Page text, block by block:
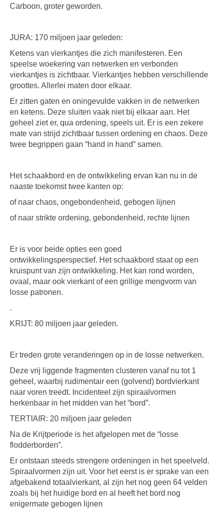
Carboon, groter geworden.
JURA: 170 miljoen jaar geleden:
Ketens van vierkantjes die zich manifesteren. Een
speelse woekering van netwerken en verbonden
vierkantjes is zichtbaar. Vierkantjes hebben verschillende
groottes. Allerlei maten door elkaar.
Er zitten gaten en oningevulde vakken in de netwerken
en ketens. Deze sluiten vaak niet bij elkaar aan. Het
geheel ziet er, qua ordening, speels uit. Er is een zekere
mate van strijd zichtbaar tussen ordening en chaos. Deze
twee begrippen gaan “hand in hand” samen.
Het schaakbord en de ontwikkeling ervan kan nu in de
naaste toekomst twee kanten op:
of naar chaos, ongebondenheid, gebogen lijnen
of naar strikte ordening, gebondenheid, rechte lijnen
Er is voor beide opties een goed
ontwikkelingsperspectief. Het schaakbord staat op een
kruispunt van zijn ontwikkeling. Het kan rond worden,
ovaal, maar ook vierkant of een grillige mengvorm van
losse patronen.
.
KRIJT: 80 miljoen jaar geleden.
Er treden grote veranderingen op in de losse netwerken.
Deze vrij liggende fragmenten clusteren vanaf nu tot 1
geheel, waarbij rudimentair een (golvend) bordvierkant
naar voren treedt. Incidenteel zijn spiraalvormen
herkenbaar in het midden van het “bord”.
TERTIAIR: 20 miljoen jaar geleden
Na de Krijtperiode is het afgelopen met de “losse
flodderborden”.
Er ontstaan steeds strengere ordeningen in het speelveld.
Spiraalvormen zijn uit. Voor het eerst is er sprake van een
afgebakend totaalvierkant, al zijn het nog geen 64 velden
zoals bij het huidige bord en al heeft het bord nog
enigermate gebogen lijnen